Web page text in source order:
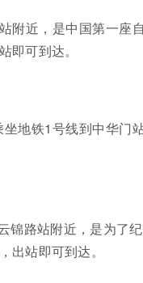
附近，是中国第一座
即可到达。
地铁1号线到中华门
锦路站附近，是为了
出站即可到达。